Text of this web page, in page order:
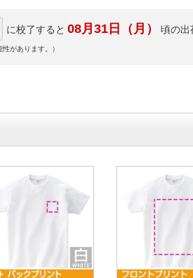
に校了すると 08月31日（月） 頃の出
があります。）